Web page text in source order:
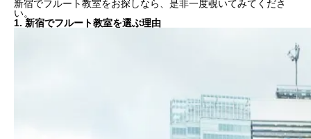
新宿でフルート教室をお探しなら、是非一度覗いてみてくださ
い。
1. 新宿でフルート教室を選ぶ理由